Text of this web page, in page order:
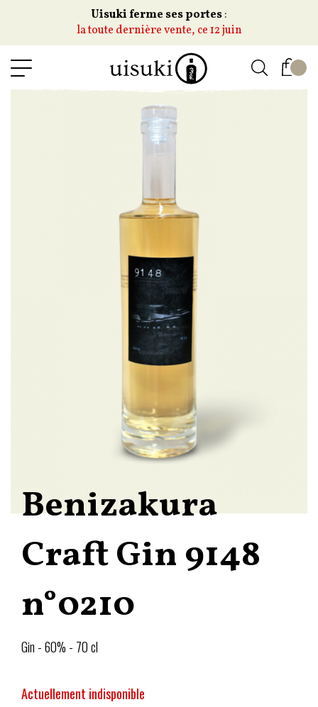
Uisuki ferme ses portes:
la toute dernière vente, ce 12 juin
Benizakura
Craft Gin 9148
n°0210
Gin - 60% - 70 cl
Actuellement indisponible